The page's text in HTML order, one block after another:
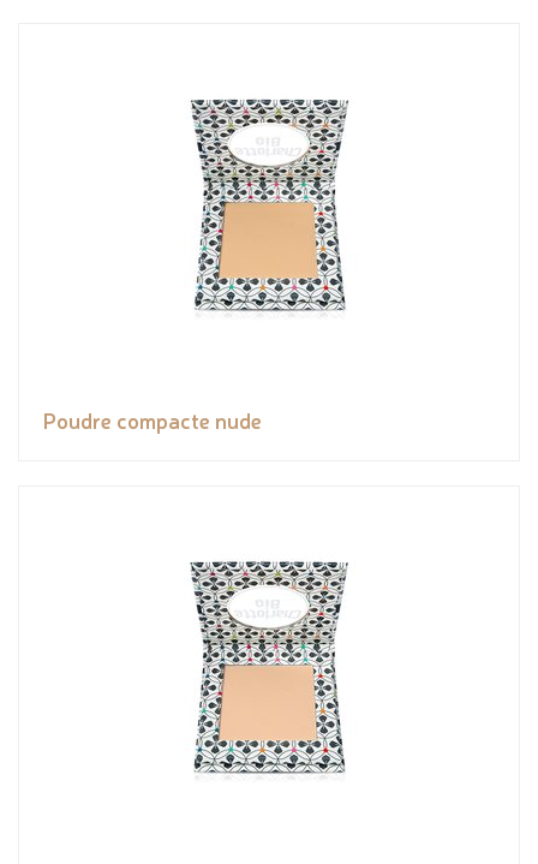
Poudre compacte nude